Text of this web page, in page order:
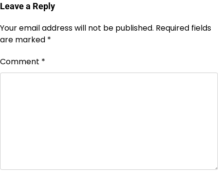
Leave a Reply
Your email address will not be published. Required fields
are marked *
Comment *